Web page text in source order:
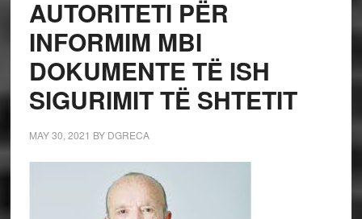
AUTORITETI PËR
INFORMIM MBI
DOKUMENTE TË ISH
SIGURIMIT TË SHTETIT
MAY 30, 2021 BY DGRECA